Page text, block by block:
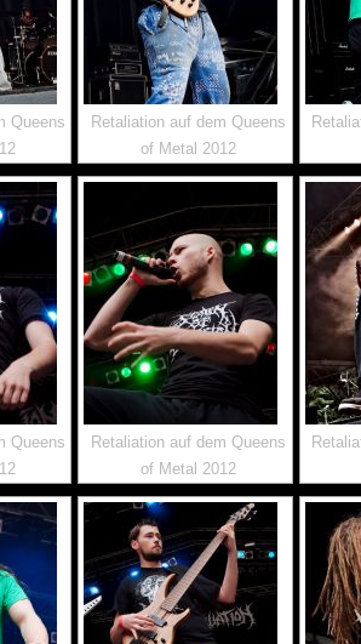
Queens
Retaliation auf dem Queens
of Metal 2012
Queens
Retaliation auf dem Queens
of Metal 2012